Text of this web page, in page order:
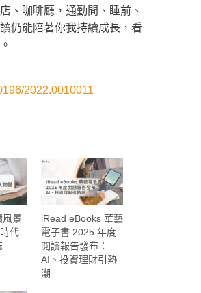
、咖啡廳，通勤間、睡前、
仍能陪著你我持續成長，看
2022.0010011
風景
代
iRead eBooks 華藝
電子書 2025 年度
閱讀報告發布：
AI、投資理財引熱
潮